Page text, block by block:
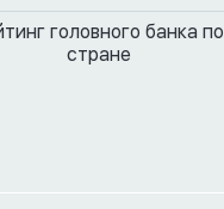
головного банка по
стране